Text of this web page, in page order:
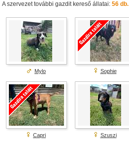
A szervezet további gazdit kereső állatai: 56 db.
Mylo Sophie
Capri Szuszi